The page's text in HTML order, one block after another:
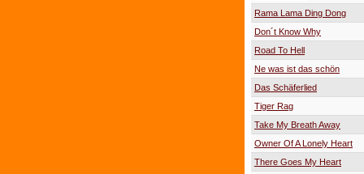
Rama Lama Ding Dong
Don´t Know Why
Road To Hell
Ne was ist das schön
Das Schäferlied
Tiger Rag
Take My Breath Away
Owner Of A Lonely Heart
There Goes My Heart